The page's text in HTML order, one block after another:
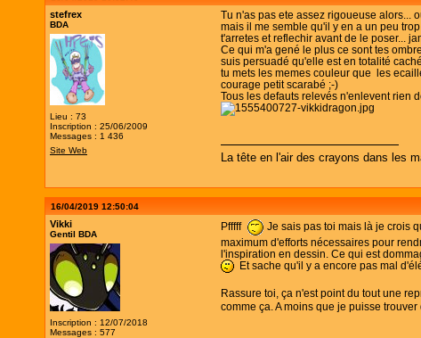
stefrex
BDA
Lieu : 73
Inscription : 25/06/2009
Messages : 1 436
Site Web
Tu n'as pas ete assez rigoueuse alors...
mais il me semble qu'il y en a un peu
t'arretes et reflechir avant de le poser...
Ce qui m'a gené le plus ce sont tes
suis persuadé qu'elle est en totalité
tu mets les memes couleur que les
courage petit scarabé ;-)
Tous les defauts relevés n'enlevent rien
La tête en l'air des crayons dans les
16/04/2019 12:50:04
Vikki
Gentil BDA
Inscription : 12/07/2018
Messages : 577
Pfffff
Je sais pas toi mais là je crois
maximum d'efforts nécessaires pour
l'inspiration en dessin. Ce qui est
Et sache qu'il y a encore pas mal
Rassure toi, ça n'est point du tout une
comme ça. A moins que je puisse